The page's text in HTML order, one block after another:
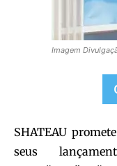
Imagem
SHATEAU
seus